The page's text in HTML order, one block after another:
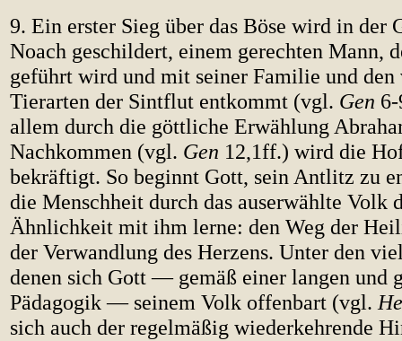
9. Ein erster Sieg über das Böse wird in der
Noach geschildert, einem gerechten Mann,
geführt wird und mit seiner Familie und den
Tierarten der Sintflut entkommt (vgl. Gen
allem durch die göttliche Erwählung
Nachkommen (vgl. Gen 12,1ff.) wird die
bekräftigt. So beginnt Gott, sein Antlitz zu
die Menschheit durch das auserwählte Volk
Ähnlichkeit mit ihm lerne: den Weg der
der Verwandlung des Herzens. Unter den
denen sich Gott — gemäß einer langen und
Pädagogik — seinem Volk offenbart (vgl.
sich auch der regelmäßig wiederkehrende